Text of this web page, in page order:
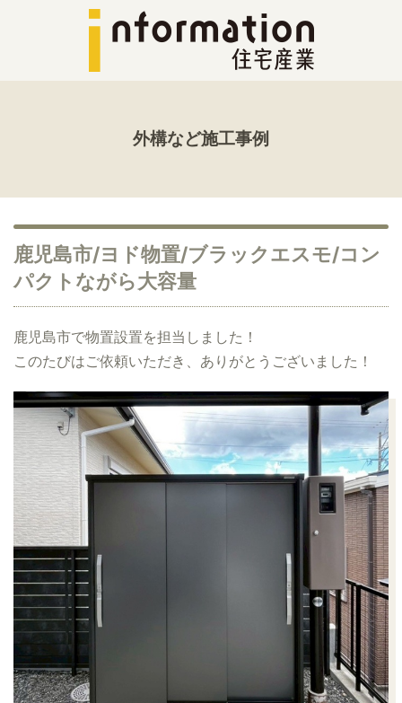
外構など施工事例
鹿児島市/ヨド物置/ブラックエスモ/コン
パクトながら大容量
鹿児島市で物置設置を担当しました！
このたびはご依頼いただき、ありがとうございました！